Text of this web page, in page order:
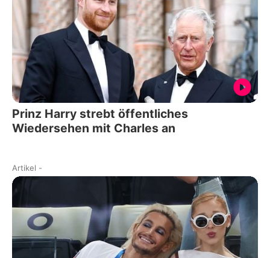
Prinz Harry strebt öffentliches
Wiedersehen mit Charles an
Artikel -